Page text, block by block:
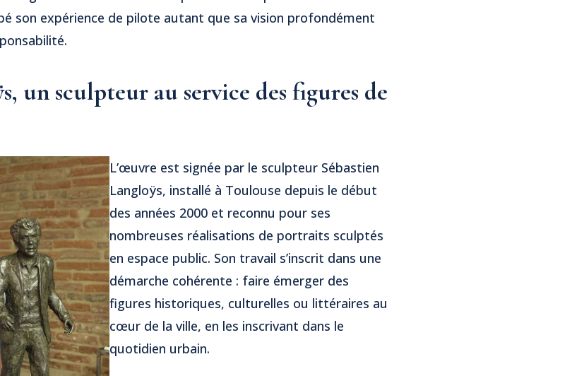
son expérience de pilote autant que sa vision profondément
un sculpteur au service des figures de
L’œuvre est signée par le sculpteur Sébastien
Langloÿs, installé à Toulouse depuis le début
des années 2000 et reconnu pour ses
nombreuses réalisations de portraits sculptés
en espace public. Son travail s’inscrit dans une
démarche cohérente : faire émerger des
figures historiques, culturelles ou littéraires au
cœur de la ville, en les inscrivant dans le
quotidien urbain.